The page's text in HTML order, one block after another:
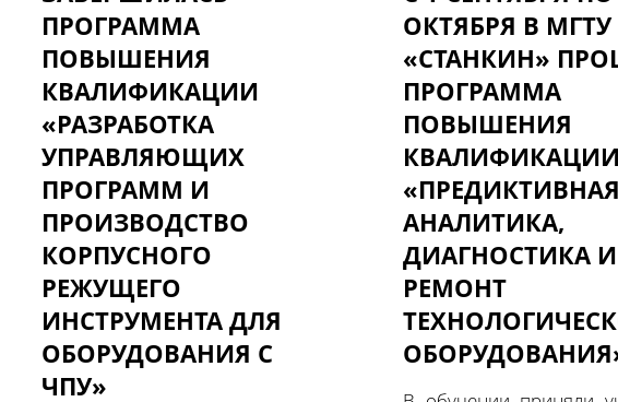
ПРОГРАММА
ПОВЫШЕНИЯ
КВАЛИФИКАЦИИ
«РАЗРАБОТКА
УПРАВЛЯЮЩИХ
ПРОГРАММ И
ПРОИЗВОДСТВО
КОРПУСНОГО
РЕЖУЩЕГО
ИНСТРУМЕНТА ДЛЯ
ОБОРУДОВАНИЯ С
ЧПУ»
ОКТЯБРЯ В МГТУ
«СТАНКИН»
ПРОГРАММА
ПОВЫШЕНИЯ
КВАЛИФИКАЦИИ
«ПРЕДИКТИВНАЯ
АНАЛИТИКА,
ДИАГНОСТИКА И
РЕМОНТ